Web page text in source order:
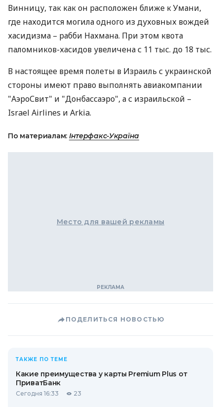
Винницу, так как он расположен ближе к Умани,
где находится могила одного из духовных вождей
хасидизма – рабби Нахмана. При этом квота
паломников-хасидов увеличена с 11 тыс. до 18 тыс.
В настоящее время полеты в Израиль с украинской
стороны имеют право выполнять авиакомпании
"АэроСвит" и "Донбассаэро", а с израильской –
Israel Airlines и Arkia.
По материалам: Інтерфакс-Україна
Место для вашей рекламы
ПОДЕЛИТЬСЯ НОВОСТЬЮ
ТАКЖЕ ПО ТЕМЕ
Какие преимущества у карты Premium Plus от
ПриватБанк
Сегодня 16:33 23